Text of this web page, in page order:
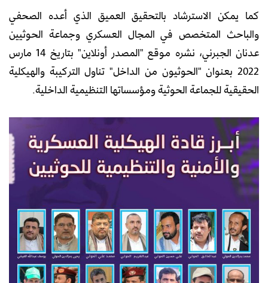
كما يمكن الاسترشاد بالتحقيق العميق الذي أعده الصحفي
والباحث المتخصص في المجال العسكري وجماعة الحوثيين
عدنان الجبرني، نشره موقع "المصدر أونلاين" بتاريخ 14 مارس
2022 بعنوان "الحوثيون من الداخل" تناول التركيبة والهيكلية
الحقيقية للجماعة الحوثية ومؤسساتها التنظيمية الداخلية.